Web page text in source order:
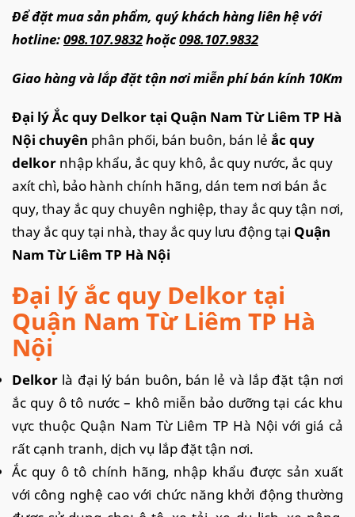
Để đặt mua sản phẩm, quý khách hàng liên hệ với
hotline:098.107.9832hoặc098.107.9832
Giao hàng và lắp đặt tận nơi miễn phí bán kính 10Km
Đại lý Ắc quy Delkor tại Quận Nam Từ Liêm TP Hà
Nội chuyên phân phối, bán buôn, bán lẻ ắc quy
delkor nhập khẩu, ắc quy khô, ắc quy nước, ắc quy
axít chì, bảo hành chính hãng, dán tem nơi bán ắc
quy, thay ắc quy chuyên nghiệp, thay ắc quy tận nơi,
thay ắc quy tại nhà, thay ắc quy lưu động tại Quận
Nam Từ Liêm TP Hà Nội
Đại lý ắc quy Delkor tại
Quận Nam Từ Liêm TP Hà
Nội
Delkor là đại lý bán buôn, bán lẻ và lắp đặt tận nơi
ắc quy ô tô nước – khô miễn bảo dưỡng tại các khu
vực thuộc Quận Nam Từ Liêm TP Hà Nội với giá cả
rất cạnh tranh, dịch vụ lắp đặt tận nơi.
Ắc quy ô tô chính hãng, nhập khẩu được sản xuất
với công nghệ cao với chức năng khởi động thường